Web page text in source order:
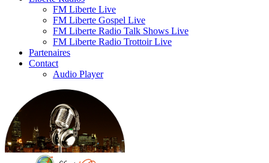
FM Liberte Live
FM Liberte Gospel Live
FM Liberte Radio Talk Shows Live
FM Liberte Radio Trottoir Live
Partenaires
Contact
Audio Player